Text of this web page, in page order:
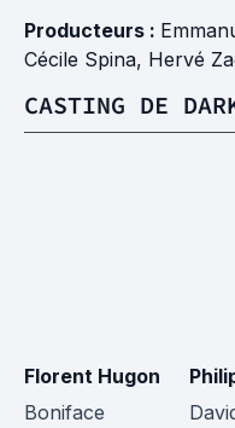
Producteurs :
Cécile Spina, Hervé
CASTING DE
Florent Hugon
Boniface